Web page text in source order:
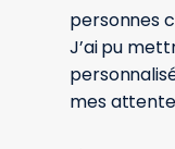
personnes
J’ai pu
mes